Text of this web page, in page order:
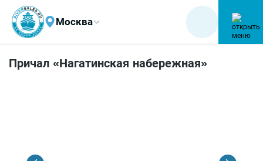
Москва
Причал «Нагатинская набережная»